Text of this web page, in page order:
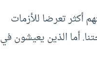
تعرضا للأزمات
أما الذين يعيشون في